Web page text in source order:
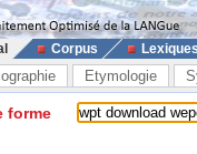
Corpus
Etymologie
forme